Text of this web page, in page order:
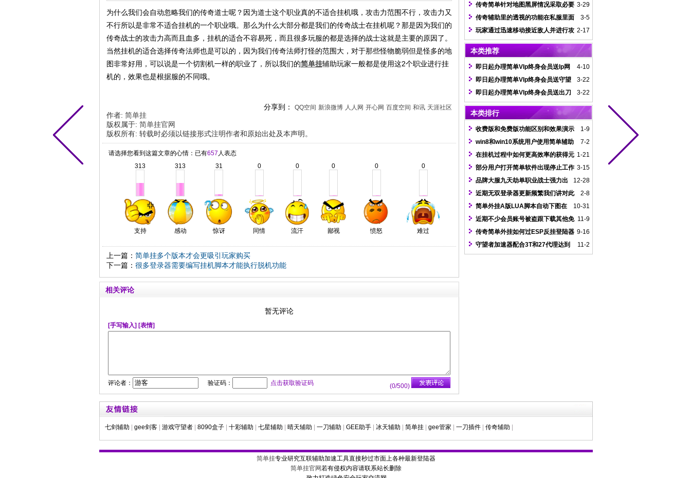
为什么我们会自动忽略我们的传奇道士呢？因为道士这个职业真的不适合挂机哦，攻击力范围不行，攻击力又
不行所以是非常不适合挂机的一个职业哦。那么为什么大部分都是我们的传奇战士在挂机呢？那是因为我们的
传奇战士的攻击力高而且血多，挂机的适合不容易死，而且很多玩服的都是选择的战士这就是主要的原因了。
当然挂机的适合选择传奇法师也是可以的，因为我们传奇法师打怪的范围大，对于那些怪物脆弱但是怪多的地
图非常好用，可以说是一个切割机一样的职业了，所以我们的简单挂辅助玩家一般都是使用这2个职业进行挂
机的，效果也是根据服的不同哦。
分享到： QQ空间 新浪微博 人人网 开心网 百度空间 和讯 天涯社区
作者: 简单挂
版权属于: 简单挂官网
版权所有: 转载时必须以链接形式注明作者和原始出处及本声明。
请选择您看到这篇文章的心情：已有657 人表态
313
支持
313
感动
31
惊讶
0
同情
0
流汗
0
鄙视
0
愤怒
0
难过
上一篇： 简单挂多个版本才会更吸引玩家购买
下一篇： 很多登录器需要编写挂机脚本才能执行脱机功能
相关评论
暂无评论
[手写输入] [表情]
(0/500)
评论者： 验证码： 点击获取验证码
行脱机功能
3-29
传奇简单针对地图黑屏情况采取必要
措施修复
3-5
传奇辅助里的透视的功能在私服里面
重要吗？
2-17
玩家通过迅速移动接近敌人并进行攻
击的战斗技巧
本类推荐
4-10
即日起办理简单VIp终身会员送Ip网
络加速器
3-22
即日起办理简单VIp终身会员送守望
者加速器
3-22
即日起办理简单VIp终身会员送出刀
插件
本类排行
1-9
收费版和免费版功能区别和效果演示
差异具体分析
7-2
win8和win10系统用户使用简单辅助
注意事项
1-21
在挂机过程中如何更高效率的获得元
宝和经验
3-15
部分用户打开简单软件出现停止工作
无法运行情况解决办法
12-28
品牌大服九天劫单职业战士强力出
刀调法图文示例
2-8
近期无双登录器更新频繁我们讲对此
类登录器进行24小时监督更新
10-31
简单外挂A版LUA脚本自动下图在
线回收存仓
11-9
近期不少会员账号被盗跟下载其他免
费挂有关
9-16
传奇简单外挂如何过ESP反挂登陆器
检测
11-2
守望者加速器配合3T和27代理达到
七剑辅助 gee剑客 游戏守望者 8090盒子 十彩辅助 七星辅助 晴天辅助 一刀辅助 GEE助手 冰天辅助 简单挂 gee管家 一刀插件 传奇辅助
简单挂专业研究互联辅助加速工具直接秒过市面上各种最新登陆器
简单挂官网若有侵权内容请联系站长删除